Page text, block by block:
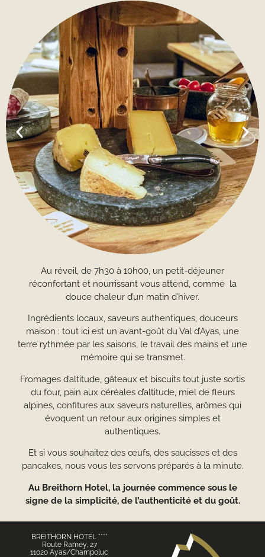
Au réveil, de 7h30 à 10h00, un petit-déjeuner
réconfortant et nourrissant vous attend, comme la
douce chaleur d’un matin d’hiver.
Ingrédients locaux, saveurs authentiques, douceurs
maison : tout ici est un avant-goût du Val d’Ayas, une
terre rythmée par les saisons, le travail des mains et une
mémoire qui se transmet.
Fromages d’altitude, gâteaux et biscuits tout juste sortis
du four, pain aux céréales d’altitude, miel de fleurs
alpines, confitures aux saveurs naturelles, arômes qui
évoquent un retour aux origines simples et
authentiques.
Et si vous souhaitez des œufs, des saucisses et des
pancakes, nous vous les servons préparés à la minute.
Au Breithorn Hotel, la journée commence sous le
signe de la simplicité, de l’authenticité et du goût.
BREITHORN HOTEL ****
Route Ramey, 27
11020 Ayas/Champoluc